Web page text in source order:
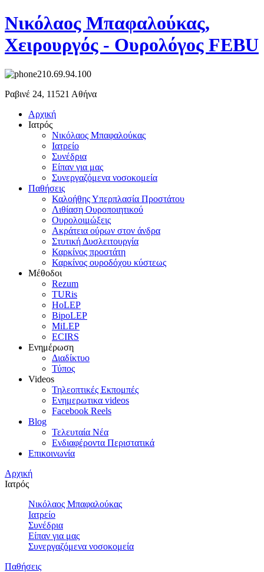
Νικόλαος Μπαφαλούκας,
Χειρουργός - Ουρολόγος FEBU
210.69.94.100
Ραβινέ 24, 11521 Αθήνα
Αρχική
Ιατρός
Νικόλαος Μπαφαλούκας
Ιατρείο
Συνέδρια
Είπαν για μας
Συνεργαζόμενα νοσοκομεία
Παθήσεις
Καλοήθης Υπερπλασία Προστάτου
Λιθίαση Ουροποιητικού
Ουρολοιμώξεις
Ακράτεια ούρων στον άνδρα
Στυτική Δυσλειτουργία
Καρκίνος προστάτη
Καρκίνος ουροδόχου κύστεως
Μέθοδοι
Rezum
TURis
HoLEP
BipoLEP
MiLEP
ECIRS
Ενημέρωση
Διαδίκτυο
Τύπος
Videos
Τηλεοπτικές Εκπομπές
Ενημερωτικα videos
Facebook Reels
Blog
Τελευταία Νέα
Ενδιαφέροντα Περιστατικά
Επικοινωνία
Αρχική
Ιατρός
Νικόλαος Μπαφαλούκας
Ιατρείο
Συνέδρια
Είπαν για μας
Συνεργαζόμενα νοσοκομεία
Παθήσεις